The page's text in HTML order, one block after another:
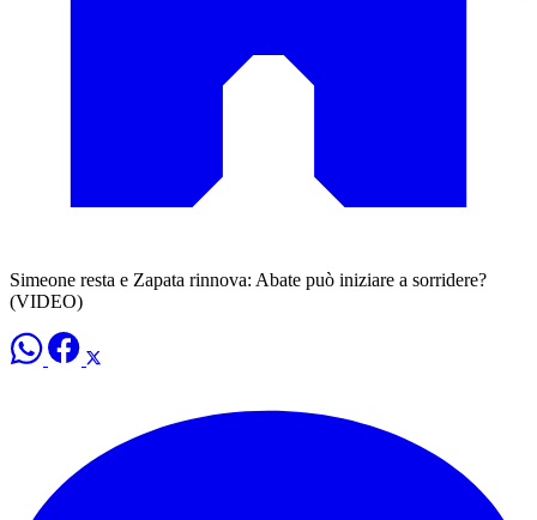
Simeone resta e Zapata rinnova: Abate può iniziare a sorridere?
(VIDEO)